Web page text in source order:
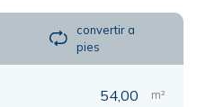
convertir a
pies
54,00 m²